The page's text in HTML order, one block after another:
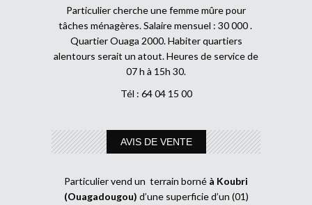
Particulier cherche une femme mûre pour
tâches ménagères. Salaire mensuel : 30 000 .
Quartier Ouaga 2000. Habiter quartiers
alentours serait un atout. Heures de service de
07 h à 15h 30.
Tél : 64 04 15 00
AVIS DE VENTE
Particulier vend un terrain borné à Koubri
(Ouagadougou) d’une superficie d’un (01)